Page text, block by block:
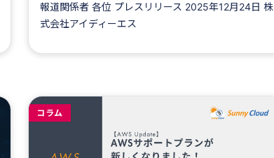
報道関係者 各位 プレスリリース 2025年12月24日 株
式会社アイディーエス
コラム